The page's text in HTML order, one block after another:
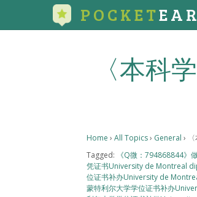
POCKET
〈本科
Home › All Topics› General ›
Tagged:
《Q微：794868844》
凭证书University de Montreal
位证书补办University de
蒙特利尔大学学位证书补办